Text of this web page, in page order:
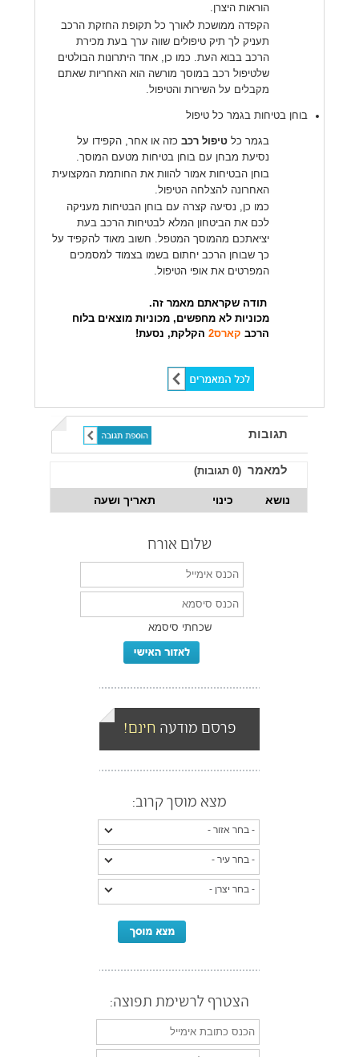
שלום אורח
שכחתי סיסמא
פרסם מודעה חינם!
מצא מוסך קרוב:
הצטרף לרשימת תפוצה:
הוראות היצרן.
הקפדה ממושכת לאורך כל תקופת החזקת הרכב
תעניק לך תיק טיפולים שווה ערך בעת מכירת
הרכב בבוא העת. כמו כן, אחד היתרונות הבולטים
שלטיפול רכב במוסך מורשה הוא האחריות שאתם
מקבלים על השירות והטיפול.
בוחן בטיחות בגמר כל טיפול
בגמר כל טיפול רכב כזה או אחר, הקפידו על
נסיעת מבחן עם בוחן בטיחות מטעם המוסך.
בוחן הבטיחות אמור להוות את החותמת המקצועית
האחרונה להצלחה הטיפול.
כמו כן, נסיעה קצרה עם בוחן הבטיחות מעניקה
לכם את הביטחון המלא לבטיחות הרכב בעת
יציאתכם מהמוסך המטפל. חשוב מאוד להקפיד על
כך שבוחן הרכב יחתום בשמו בצמוד למסמכים
המפרטים את אופי הטיפול.
תודה שקראתם מאמר זה.
מכוניות לא מחפשים, מכוניות מוצאים בלוח
הרכב קארס2
הקלקת, נסעת!
תגובות
למאמר (
0 תגובות)
נושא כינוי תאריך ושעה